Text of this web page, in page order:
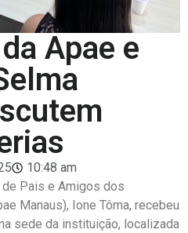
Apae e
10:48 am
Pais e Amigos dos
Manaus), Ione Tôma, recebeu
sede da instituição, localizada